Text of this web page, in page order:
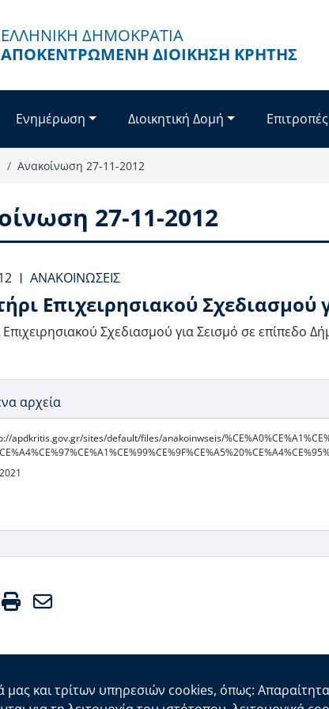
ΕΛΛΗΝΙΚΗ ΔΗΜΟΚΡΑΤΙΑ
ΑΠΟΚΕΝΤΡΩΜΈΝΗ ΔΙΟΊΚΗΣΗ ΚΡΉΤΗΣ
Ενημέρωση Διοικητική Δομή
Ανακοίνωση 27-11-2012
27-11-2012
| ΑΝΑΚΟΙΝΏΣΕΙΣ
Επιχειρησιακού
Σχεδιασμού για Σεισμό σε επίπεδο
αρχεία
apdkritis.gov.gr/sites/default/files/anakoinwseis/
Print
μας και τρίτων υπηρεσιών cookies, όπως: Απαραίτητα